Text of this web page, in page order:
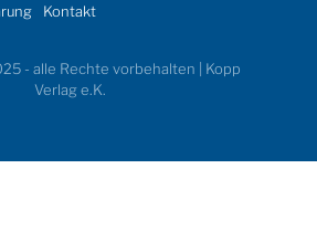
Kontakt
- alle Rechte vorbehalten | Kopp
Verlag e.K.
den gesperrten Inhalt.